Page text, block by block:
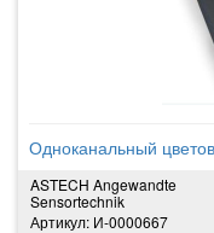
Одноканальный
ASTECH Angewandte
Sensortechnik
Артикул: И-0000667